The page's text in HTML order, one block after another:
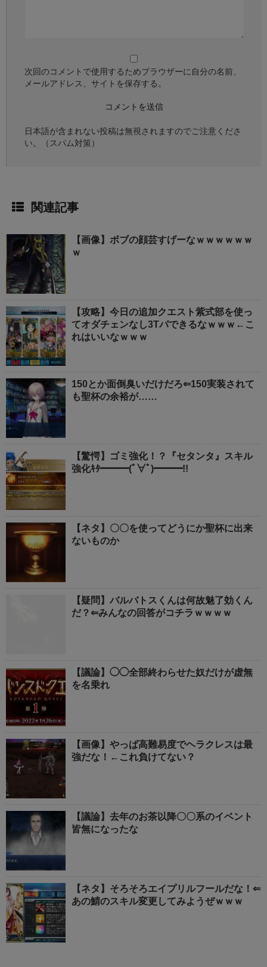
次回のコメントで使用するためブラウザーに自分の名前、
メールアドレス、サイトを保存する。
日本語が含まれない投稿は無視されますのでご注意くださ
い。（スパム対策）
関連記事
【画像】ボブの顔芸すげーなｗｗｗｗｗｗ
ｗ
【攻略】今日の追加クエスト紫式部を使っ
てオダチェンなし3Tパできるなｗｗｗ←こ
れはいいなｗｗｗ
150とか面倒臭いだけだろ⇐150実装されて
も聖杯の余裕が……
【驚愕】ゴミ強化！？『セタンタ』スキル
強化ｷﾀ━━━(ﾟ∀ﾟ)━━━!!
【ネタ】〇〇を使ってどうにか聖杯に出来
ないものか
【疑問】バルバトスくんは何故魅了効くん
だ？⇐みんなの回答がコチラｗｗｗｗ
【議論】◯◯全部終わらせた奴だけが虚無
を名乗れ
【画像】やっぱ高難易度でヘラクレスは最
強だな！←これ負けてない？
【議論】去年のお茶以降〇〇系のイベント
皆無になったな
【ネタ】そろそろエイプリルフールだな！⇐
あの鯖のスキル変更してみようぜｗｗｗ